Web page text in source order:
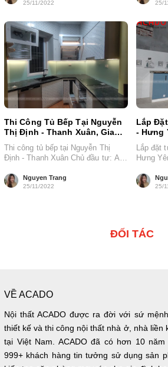
25/11/2022 25/
Thi Công Tủ Bếp Tại Nguyễn
Thị Định - Thanh Xuân, Gia
Đình Anh Sơn
Thi công tủ bếp tại Nguyễn Thị
Định - Thanh Xuân Chủ đầu tư: Anh
Nguyen Trang
25/11/2022
Lắp
- Hưng
Lắp đặt
Hưng
25/
ĐỐI TÁC
VỀ ACADO
Nội thất ACADO được ra đời với sứ
thiết kế và thi công nội thất nhà ở, nhà liền
tại Việt Nam. ACADO đã có hơn 10
999+ khách hàng tin tưởng sử dụng sản